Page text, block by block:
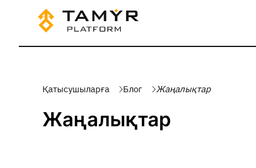
Қатысушыларға Блог Жаңалықтар
Жаңалықтар